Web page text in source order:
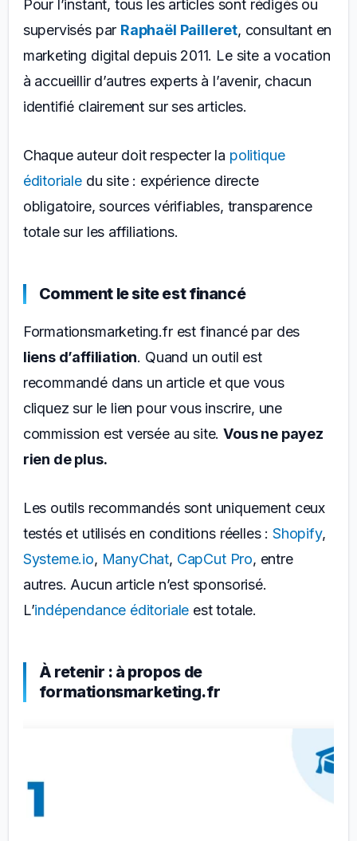
Pour l’instant, tous les articles sont rédigés ou
supervisés par Raphaël Pailleret, consultant en
marketing digital depuis 2011. Le site a vocation
à accueillir d’autres experts à l’avenir, chacun
identifié clairement sur ses articles.
Chaque auteur doit respecter la politique
éditorialedu site : expérience directe
obligatoire, sources vérifiables, transparence
totale sur les affiliations.
Comment le site est financé
Formationsmarketing.fr est financé par des
liens d’affiliation. Quand un outil est
recommandé dans un article et que vous
cliquez sur le lien pour vous inscrire, une
commission est versée au site.Vous ne payez
rien de plus.
Les outils recommandés sont uniquement ceux
testés et utilisés en conditions réelles : Shopify,
Systeme.io, ManyChat, CapCut Pro, entre
autres. Aucun article n’est sponsorisé.
L’indépendance éditoriale est totale.
À retenir : à propos de
formationsmarketing.fr